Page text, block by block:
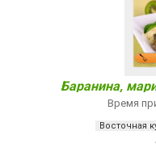
Баранина,
Время
Восточная